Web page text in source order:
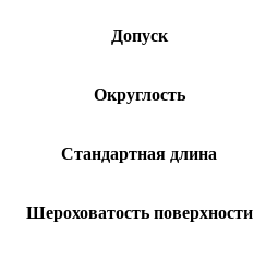
Допуск
Округлость
Стандартная длина
Шероховатость поверхности